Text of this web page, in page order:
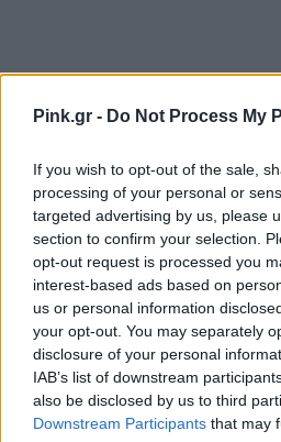
Pink.gr - Do Not Process My
If you wish to opt-out of the sale,
processing of your personal or
targeted advertising by us, please
section to confirm your selection.
opt-out request is processed you
interest-based ads based on
us or personal information
your opt-out. You may separately
disclosure of your personal
IAB’s list of downstream
also be disclosed by us to third
Downstream Participants that may
Ακολουθήστε το Pink.gr
μάθετε πρώτοι τα πιο hot νέα
Ακολουθήστε το Pink.gr